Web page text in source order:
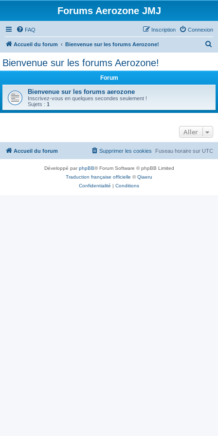
Forums Aerozone JMJ
FAQ Connexion
Inscription
Accueil du forum Bienvenue sur les forums Aerozone!
c
e
Bienvenue sur les forums Aerozone!
Forum
Bienvenue sur les forums aerozone
Inscrivez-vous en quelques secondes seulement !
Sujets : 1
Aller
Accueil du forum Fuseau horaire sur UTC
Supprimer les cookies
Développé parphpBB® Forum Software © phpBB Limited
Traduction française officielle ©Qiaeru
Confidentialité | Conditions